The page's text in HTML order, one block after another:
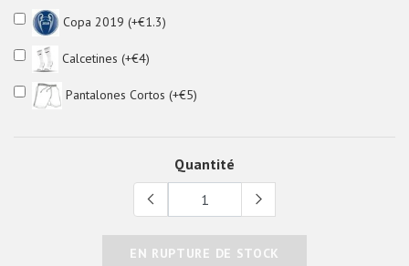
Copa 2019 (+€1.3)
Calcetines (+€4)
Pantalones Cortos (+€5)
Quantité
EN RUPTURE DE STOCK